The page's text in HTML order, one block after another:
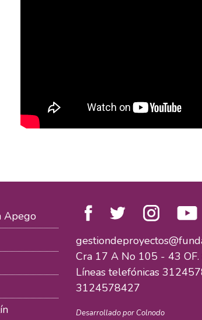
Apego
Cra 17 A No 105 - 43
Líneas telefónicas
3124578427
Desarrollado por Colnodo